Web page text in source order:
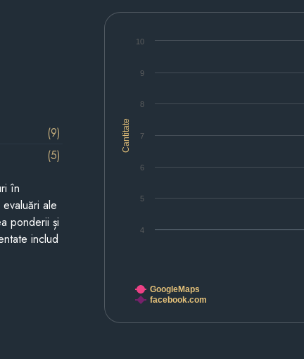
Cantitate
4
5
6
7
8
9
10
GoogleMaps
facebook.com
(9)
(5)
în
ale
ponderii și
includ